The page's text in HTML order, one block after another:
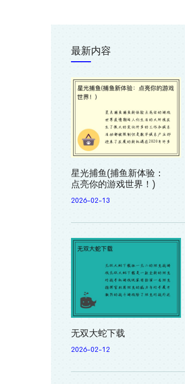
最新内容
星光捕鱼(捕鱼新体验：
点亮你的游戏世界！)
2026-02-13
无双大蛇下载
2026-02-12